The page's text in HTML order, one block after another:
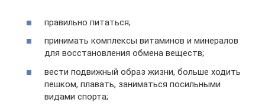
правильно питаться;
принимать комплексы витаминов и минералов
для восстановления обмена веществ;
вести подвижный образ жизни, больше ходить
пешком, плавать, заниматься посильными
видами спорта;